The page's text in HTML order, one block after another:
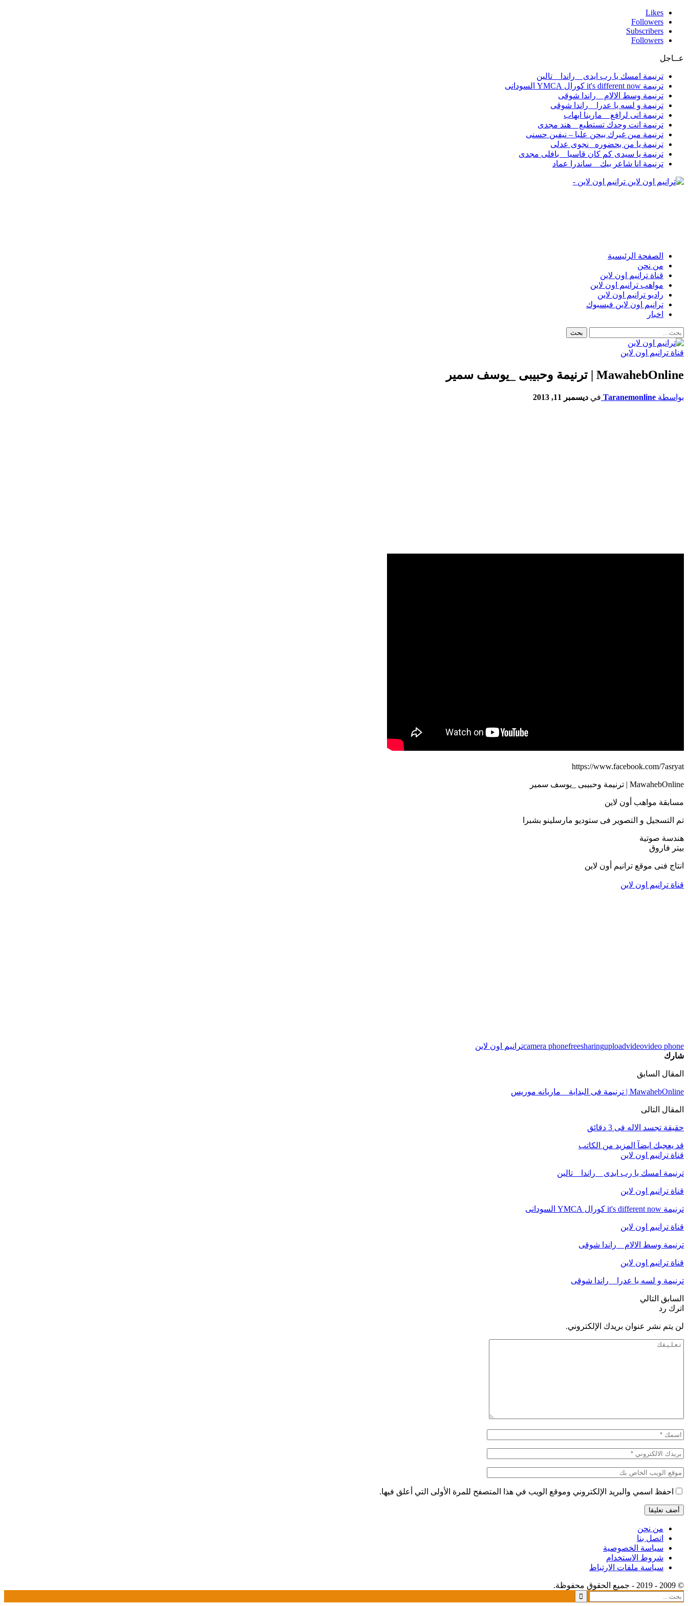
Likes
Followers
Subscribers
Followers
عــاجل
ترنيمة امسك يا رب ايدى _ راندا _ تالين
ترنيمة it's different now كورال YMCA السودانى
ترنيمة وسط الالام _ راندا شوقى
ترنيمة و لسه يا عدرا _ راندا شوقى
ترنيمة انى لرافع _ مارينا ايهاب
ترنيمة انت وحدك تستطيع _ هند مجدى
ترنيمة مين غيرك بيحن عليا – نيفين حسنى
ترنيمة يا من بحضوره _نجوى عدلى
ترنيمة يا سيدى كم كان قاسيا _ بافلى مجدى
ترنيمة انا شاعر بيك _ ساندرا عماد
ترانيم اون لاين -
الصفحة الرئيسية
من نحن
قناة ترانيم اون لاين
مواهب ترانيم اون لاين
راديو ترانيم اون لاين
ترانيم اون لاين فيسبوك
اخبار
قناة ترانيم اون لاين
MawahebOnline | ترنيمة وحبيبى _يوسف سمير
بواسطة Taranemonline في ديسمبر 11, 2013
https://www.facebook.com/7asryat
MawahebOnline | ترنيمة وحبيبى _يوسف سمير
مسابقة مواهب أون لاين
تم التسجيل و التصوير فى ستوديو مارسلينو بشبرا
هندسة صوتية
بيتر فاروق
انتاج فنى موقع ترانيم أون لاين
قناة ترانيم اون لاين
camera phonefreesharinguploadvideovideo phone
ترانيم اون لاين
شارك
المقال السابق
MawahebOnline | ترنيمة فى البداية _ ماريانه موريس
المقال التالى
حقيقة تجسد الاله فى 3 دقائق
قد يعجبك ايضآ المزيد من الكاتب
قناة ترانيم اون لاين
ترنيمة امسك يا رب ايدى _ راندا _ تالين
قناة ترانيم اون لاين
ترنيمة it's different now كورال YMCA السودانى
قناة ترانيم اون لاين
ترنيمة وسط الالام _ راندا شوقى
قناة ترانيم اون لاين
ترنيمة و لسه يا عدرا _ راندا شوقى
السابق التالي
اترك رد
لن يتم نشر عنوان بريدك الإلكتروني.
احفظ اسمي والبريد الإلكتروني وموقع الويب في هذا المتصفح للمرة الأولى التي أعلق فيها.
من نحن
اتصل بنا
سياسة الخصوصية
شروط الاستخدام
سياسة ملفات الارتباط
© 2009 - 2019 - جميع الحقوق محفوظة.